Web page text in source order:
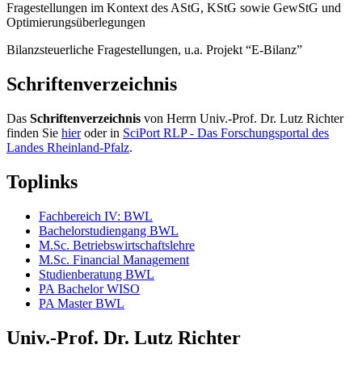
Fragestellungen im Kontext des AStG, KStG sowie GewStG und
Optimierungsüberlegungen
Bilanzsteuerliche Fragestellungen, u.a. Projekt “E-Bilanz”
Schriftenverzeichnis
Das Schriftenverzeichnis von Herrn Univ.-Prof. Dr. Lutz Richter
finden Sie hieroder in SciPort RLP - Das Forschungsportal des
Landes Rheinland-Pfalz.
Toplinks
Fachbereich IV: BWL
Bachelorstudiengang BWL
M.Sc. Betriebswirtschaftslehre
M.Sc. Financial Management
Studienberatung BWL
PA Bachelor WISO
PA Master BWL
Univ.-Prof. Dr. Lutz Richter